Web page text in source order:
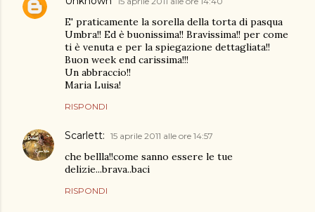
E' praticamente la sorella della torta di pasqua
Umbra!! Ed è buonissima!! Bravissima!! per come
ti è venuta e per la spiegazione dettagliata!!
Buon week end carissima!!!
Un abbraccio!!
Maria Luisa!
RISPONDI
Scarlett: 15 aprile 2011 alle ore 14:57
che bellla!!come sanno essere le tue
delizie...brava..baci
RISPONDI